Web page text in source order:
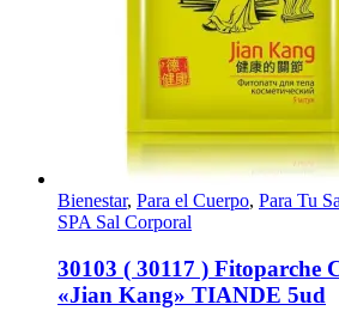
Bienestar, Para el Cuerpo, Para Tu
SPA Sal Corporal
30103 ( 30117 ) Fitoparche
«Jian Kang» TIANDE 5ud